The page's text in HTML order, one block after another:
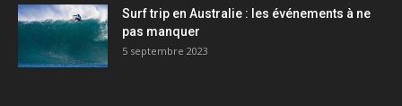
Surf trip en Australie : les événements à ne
pas manquer
5 septembre 2023